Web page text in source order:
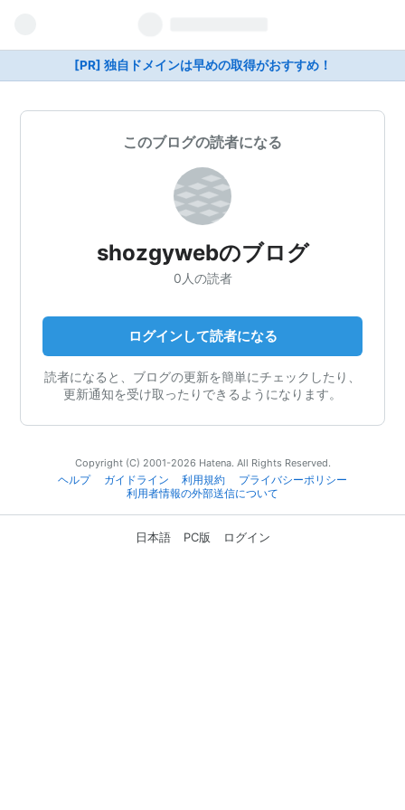
[PR] 独自ドメインは早めの取得がおすすめ！
このブログの読者になる
shozgywebのブログ
0人の読者
ログインして読者になる
読者になると、ブログの更新を簡単にチェックしたり、
更新通知を受け取ったりできるようになります。
Copyright (C) 2001-2026 Hatena. All Rights Reserved.
ヘルプ
ガイドライン 利用規約
プライバシーポリシー
利用者情報の外部送信について
日本語 PC版 ログイン